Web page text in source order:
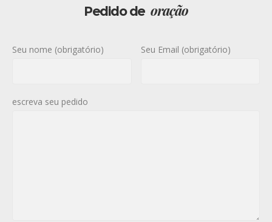
Pedido de oração
Seu nome (obrigatório) Seu Email (obrigatório)
escreva seu pedido